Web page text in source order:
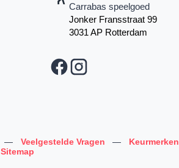
Carrabas speelgoed
Jonker Fransstraat 99
3031 AP Rotterdam
— Veelgestelde Vragen — Keurmerken
Sitemap